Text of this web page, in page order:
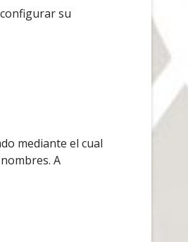
su
mediante el cual
A